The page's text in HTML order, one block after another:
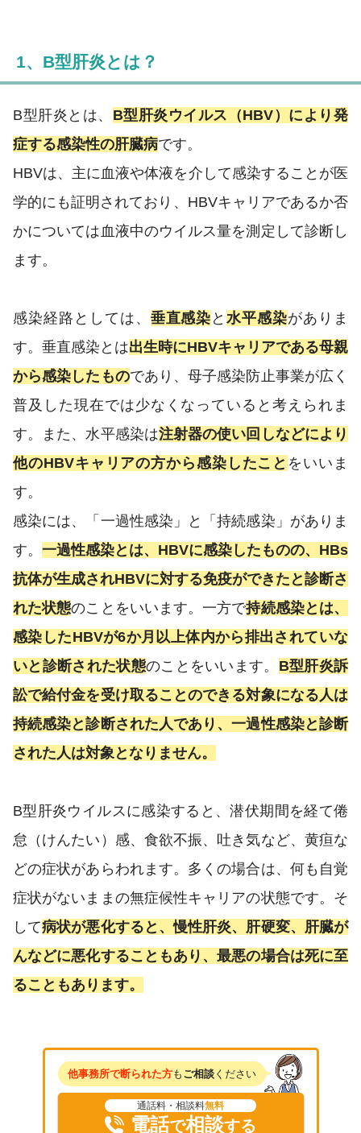
1、B型肝炎とは？
B型肝炎とは、 B型肝炎ウイルス（HBV）により発
症する感染性の肝臓病です。
HBVは、主に血液や体液を介して感染することが医
学的にも証明されており、HBVキャリアであるか否
かについては血液中のウイルス量を測定して診断し
ます。
感染経路としては、 垂直感染 と 水平感染がありま
す。垂直感染とは出生時にHBVキャリアである母親
から感染したものであり、母子感染防止事業が広く
普及した現在では少なくなっていると考えられま
す。また、水平感染は注射器の使い回しなどにより
他のHBVキャリアの方から感染したこと をいいま
す。
感染には、「一過性感染」と「持続感染」がありま
す。 一過性感染とは、HBVに感染したものの、HBs
抗体が生成されHBVに対する免疫ができたと診断さ
れた状態のことをいいます。一方で持続感染とは、
感染したHBVが6か月以上体内から排出されていな
いと診断された状態のことをいいます。 B型肝炎訴
訟で給付金を受け取ることのできる対象になる人は
持続感染と診断された人であり、一過性感染と診断
された人は対象となりません。
B型肝炎ウイルスに感染すると、潜伏期間を経て倦
怠（けんたい）感、食欲不振、吐き気など、黄疸な
どの症状があらわれます。多くの場合は、何も自覚
症状がないままの無症候性キャリアの状態です。そ
して病状が悪化すると、慢性肝炎、肝硬変、肝臓が
んなどに悪化することもあり、最悪の場合は死に至
ることもあります。
他事務所で断られた方も ご相談ください
通話料・相談料無料
電話で相談する